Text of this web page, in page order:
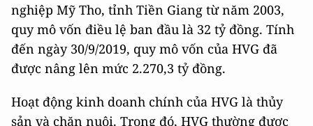
nghiệp Mỹ Tho, tỉnh Tiền Giang từ năm 2003,
quy mô vốn điều lệ ban đầu là 32 tỷ đồng. Tính
đến ngày 30/9/2019, quy mô vốn của HVG đã
được nâng lên mức 2.270,3 tỷ đồng.
Hoạt động kinh doanh chính của HVG là thủy
sản và chăn nuôi. Trong đó, HVG thường được